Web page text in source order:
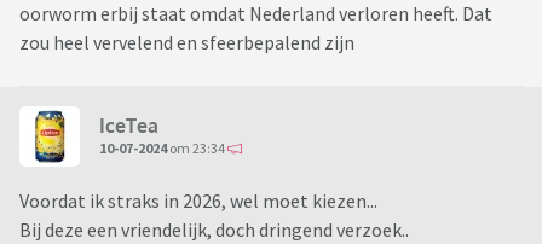
oorworm erbij staat omdat Nederland verloren heeft. Dat
zou heel vervelend en sfeerbepalend zijn
IceTea
10-07-2024om 23:34
Voordat ik straks in 2026, wel moet kiezen...
Bij deze een vriendelijk, doch dringend verzoek..